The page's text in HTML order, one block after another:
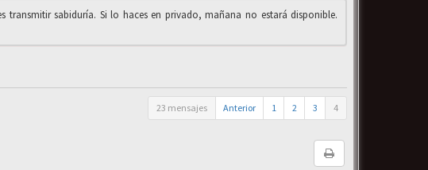
transmitir sabiduría. Si lo haces en privado, mañana no estará disponible.
23 mensajes Anterior 1 2 3 4